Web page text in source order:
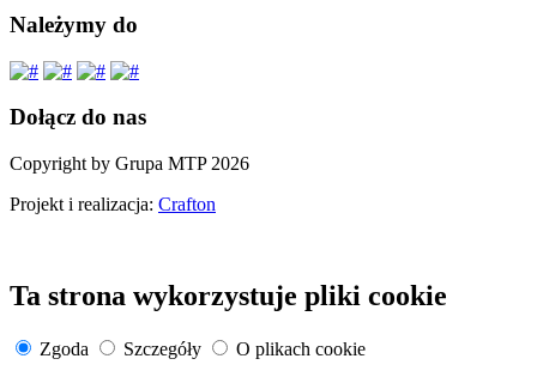
Należymy do
Dołącz do nas
Copyright by Grupa MTP 2026
Projekt i realizacja: Crafton
Ta strona wykorzystuje pliki cookie
Zgoda Szczegóły
O plikach cookie